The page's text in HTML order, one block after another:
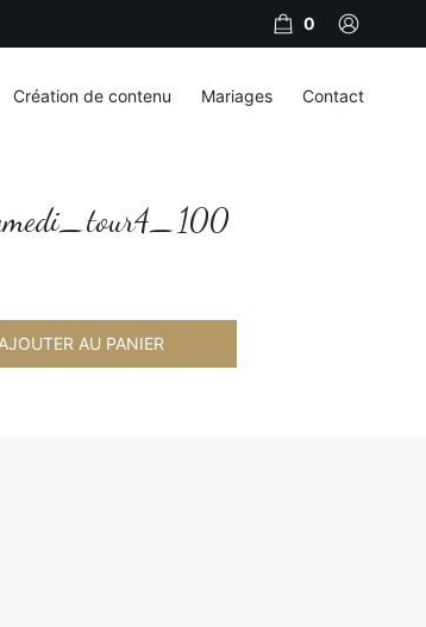
AJOUTER AU PANIER
0
Création de contenu Mariages Contact